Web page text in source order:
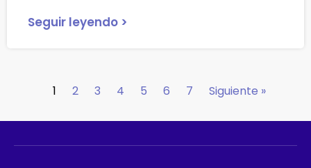
Seguir leyendo >
1 2 3 4 5 6 7 Siguiente »